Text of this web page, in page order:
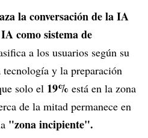
la conversación de la IA
como sistema de
a los usuarios según su
y la preparación
solo el 19% está en la zona
de la mitad permanece en
"zona incipiente".